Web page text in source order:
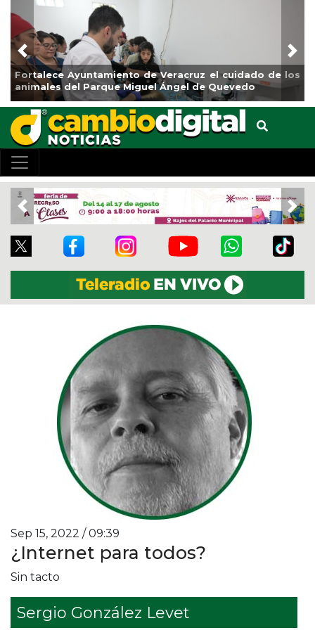
Veracruz el cuidado de los
Ángel de Quevedo
La ciudad de Veracruz se
de Reforestación 2026
Previous
Previous
Sep 15, 2022 / 09:39
¿Internet para todos?
Sin tacto
Sergio González Levet